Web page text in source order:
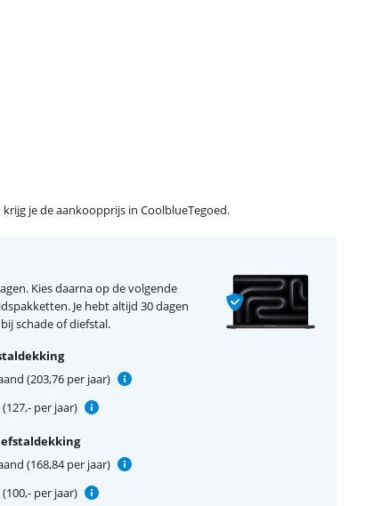
je de aankoopprijs in CoolblueTegoed.
Kies daarna op de volgende
Je hebt altijd 30 dagen
schade of diefstal.
(203,76 per jaar)
per jaar)
(168,84 per jaar)
per jaar)